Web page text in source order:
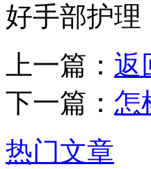
好手部护理
上一篇： 返
下一篇： 怎
热门文章